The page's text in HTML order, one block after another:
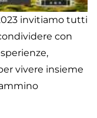
invitiamo tutti
con
vivere insieme